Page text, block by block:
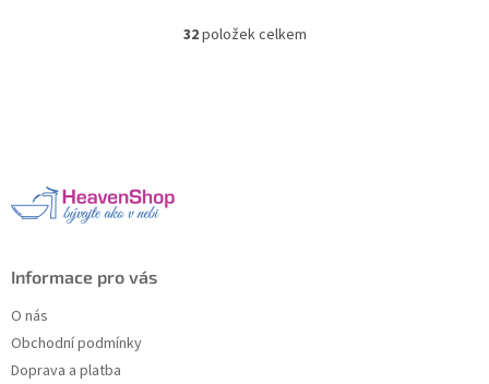
O
32položek celkem
Informace pro vás
O nás
Obchodní podmínky
Doprava a platba